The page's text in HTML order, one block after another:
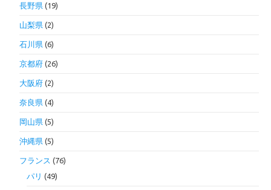
長野県 (19)
山梨県 (2)
石川県 (6)
京都府 (26)
大阪府 (2)
奈良県 (4)
岡山県 (5)
沖縄県 (5)
フランス (76)
パリ (49)